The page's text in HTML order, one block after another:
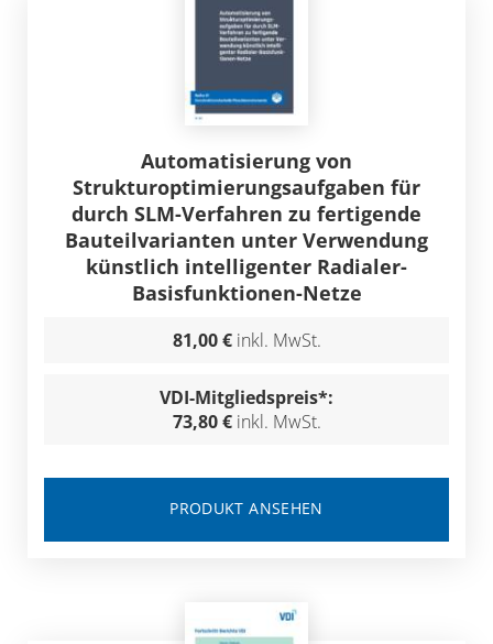
Automatisierung von
Strukturoptimierungsaufgaben für
durch SLM-Verfahren zu fertigende
Bauteilvarianten unter Verwendung
künstlich intelligenter Radialer-
Basisfunktionen-Netze
81,00 € inkl. MwSt.
VDI-Mitgliedspreis*:
73,80 € inkl. MwSt.
PRODUKT ANSEHEN